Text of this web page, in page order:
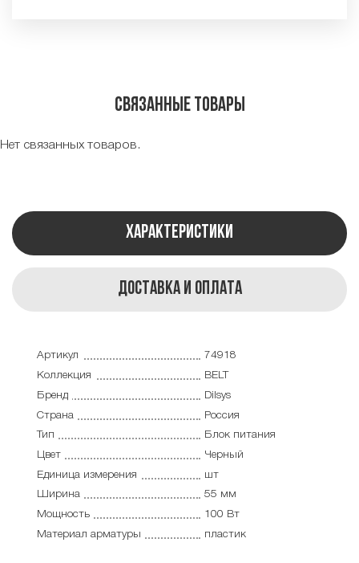
Связанные товары
Нет связанных товаров.
Характеристики
Доставка и оплата
Артикул
74918
Коллекция
BELT
Бренд
Dilsys
Страна
Россия
Тип
Блок питания
Цвет
Черный
Единица измерения
шт
Ширина
55 мм
Мощность
100 Вт
Материал арматуры
пластик